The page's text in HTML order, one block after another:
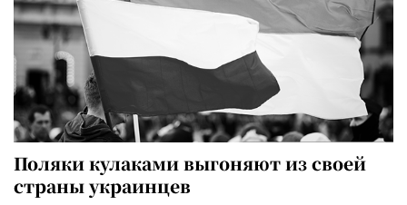
Поляки кулаками выгоняют из своей
страны украинцев